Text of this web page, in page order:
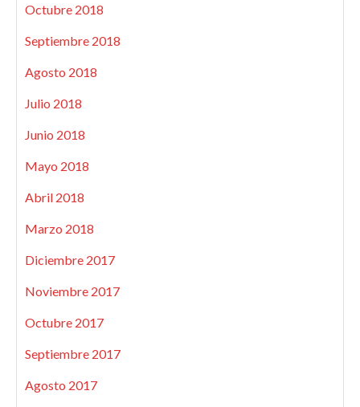
Octubre 2018
Septiembre 2018
Agosto 2018
Julio 2018
Junio 2018
Mayo 2018
Abril 2018
Marzo 2018
Diciembre 2017
Noviembre 2017
Octubre 2017
Septiembre 2017
Agosto 2017